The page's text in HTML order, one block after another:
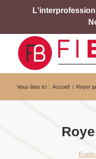
Vous êtes ici : Accueil / Royer